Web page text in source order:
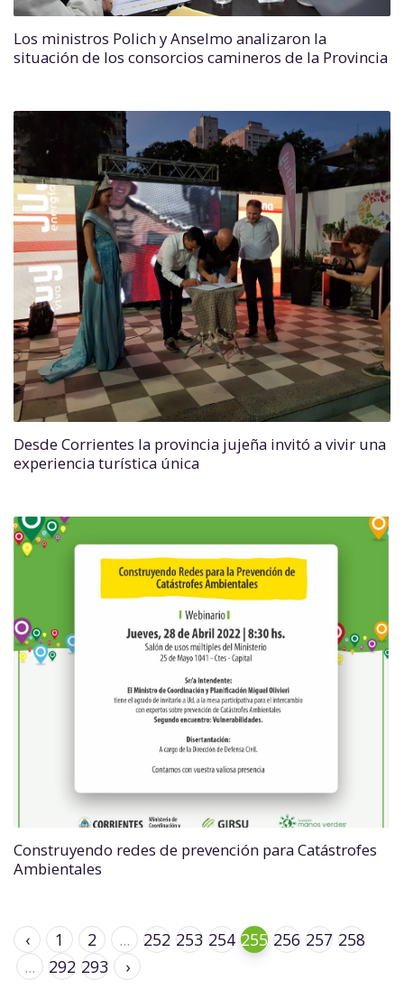
Los ministros Polich y Anselmo analizaron la
situación de los consorcios camineros de la Provincia
Desde Corrientes la provincia jujeña invitó a vivir una
experiencia turística única
Construyendo redes de prevención para Catástrofes
Ambientales
‹ 1 2 ... 252 253 254 255 256 257 258
...
292 293 ›